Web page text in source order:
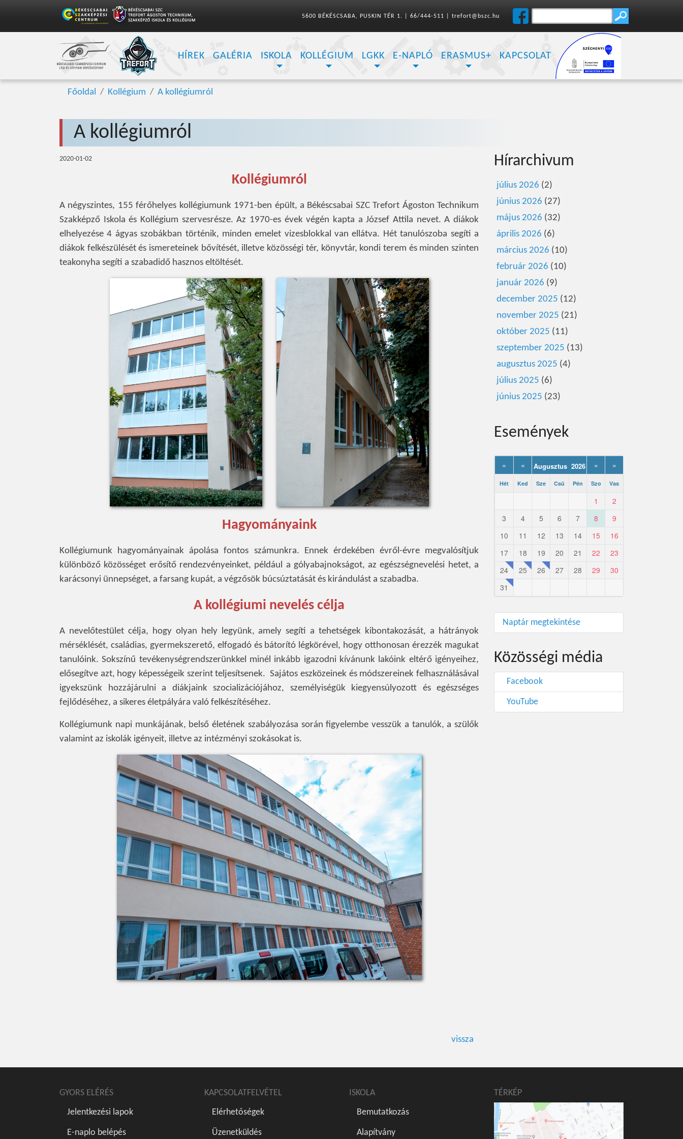
5600 BÉKÉSCSABA, PUSKIN TÉR 1. 66/444-511 trefort@bszc.hu
HÍREK GALÉRIA ISKOLA KOLLÉGIUM LGKK E-NAPLÓ ERASMUS+ KAPCSOLAT
Főoldal Kollégium A kollégiumról
A kollégiumról
2020-01-02
Kollégiumról
A négyszintes, 155 férőhelyes kollégiumunk 1971-ben épült, a Békéscsabai SZC Trefort Ágoston Technikum
Szakképző Iskola és Kollégium szervesrésze. Az 1970-es évek végén kapta a József Attila nevet. A diákok
elhelyezése 4 ágyas szobákban történik, minden emelet vizesblokkal van ellátva. Hét tanulószoba segíti a
diákok felkészülését és ismereteinek bővítését, illetve közösségi tér, könyvtár, kondi terem és minden szinten
teakonyha segíti a szabadidő hasznos eltöltését.
Hagyományaink
Kollégiumunk hagyományainak ápolása fontos számunkra. Ennek érdekében évről-évre megvalósítjuk
különböző közösséget erősítő rendezvényeinket, például a gólyabajnokságot, az egészségnevelési hetet, a
karácsonyi ünnepséget, a farsang kupát, a végzősök búcsúztatását és kirándulást a szabadba.
A kollégiumi nevelés célja
A nevelőtestület célja, hogy olyan hely legyünk, amely segíti a tehetségek kibontakozását, a hátrányok
mérséklését, családias, gyermekszerető, elfogadó és bátorító légkörével, hogy otthonosan érezzék magukat
tanulóink. Sokszínű tevékenységrendszerünkkel minél inkább igazodni kívánunk lakóink eltérő igényeihez,
elősegítve azt, hogy képességeik szerint teljesítsenek. Sajátos eszközeinek és módszereinek felhasználásával
igyekszünk hozzájárulni a diákjaink szocializációjához, személyiségük kiegyensúlyozott és egészséges
fejlődéséhez, a sikeres életpályára való felkészítéséhez.
Kollégiumunk napi munkájának, belső életének szabályozása során figyelembe vesszük a tanulók, a szülők
valamint az iskolák igényeit, illetve az intézményi szokásokat is.
vissza
Hírarchivum
július 2026 (2)
június 2026 (27)
május 2026 (32)
április 2026 (6)
március 2026 (10)
február 2026 (10)
január 2026 (9)
december 2025 (12)
november 2025 (21)
október 2025 (11)
szeptember 2025 (13)
augusztus 2025 (4)
július 2025 (6)
június 2025 (23)
Események
« « Augusztus 2026 » »
Hét Ked Sze Csü Pén Szo Vas
1
2
3
4 5 6 7 8
9
10
11 12 13 14 15
16
17
18 19 20 21 22
23
24
25 26 27 28 29
30
31
Naptár megtekintése
Közösségi média
Facebook
YouTube
GYORS ELÉRÉS
Jelentkezési lapok
E-naplo belépés
KAPCSOLATFELVÉTEL
Elérhetőségek
Üzenetküldés
ISKOLA
Bemutatkozás
Alapítvány
TÉRKÉP